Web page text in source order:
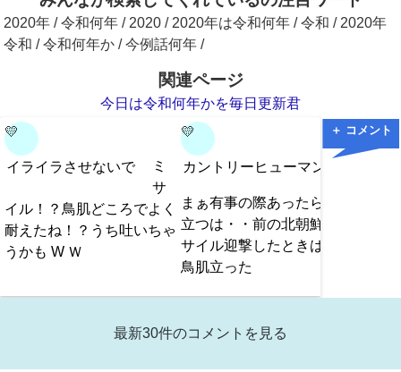
2020年 / 令和何年 / 2020 / 2020年は令和何年 / 令和 / 2020年
令和 / 令和何年か / 今例話何年 /
関連ページ
今日は令和何年かを毎日更新君
＋ コメント
💛
イライラさせないで
ミ
サ
イル！？鳥肌どころでよく
耐えたね！？うち吐いちゃ
うかも W Ｗ
💛
カントリーヒューマン
まぁ有事の際あったら鳥肌
立つは・・前の北朝鮮のミ
サイル迎撃したときは特に
鳥肌立った
💛
最新30件のコメントを見る